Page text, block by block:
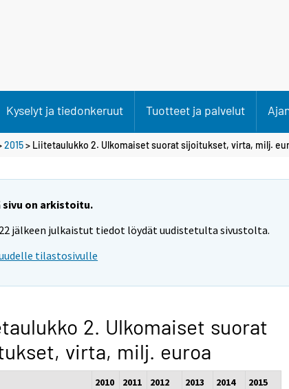
Kyselyt ja tiedonkeruut Tuotteet ja palvelut
2015> Liitetaulukko 2. Ulkomaiset suorat sijoitukset, virta, milj.
sivu on arkistoitu.
jälkeen julkaistut tiedot löydät uudistetulta sivustolta.
tilastosivulle
2. Ulkomaiset suorat
virta, milj. euroa
2010 2011 2012 2013 2014
2015